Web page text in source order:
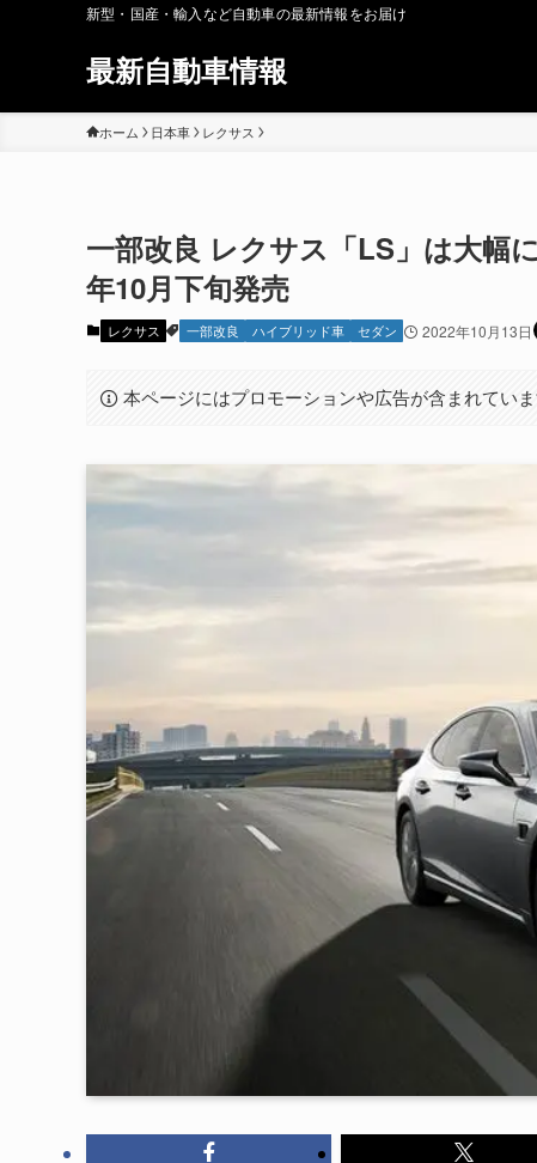
新型・国産・輸入など自動車の最新情報をお届け
最新自動車情報
ホーム 日本車 レクサス
一部改良 レクサス「LS」は大幅
年10月下旬発売
レクサス 一部改良 ハイブリッド車 セダン 2022年10月13日
本ページにはプロモーションや広告が含まれていま